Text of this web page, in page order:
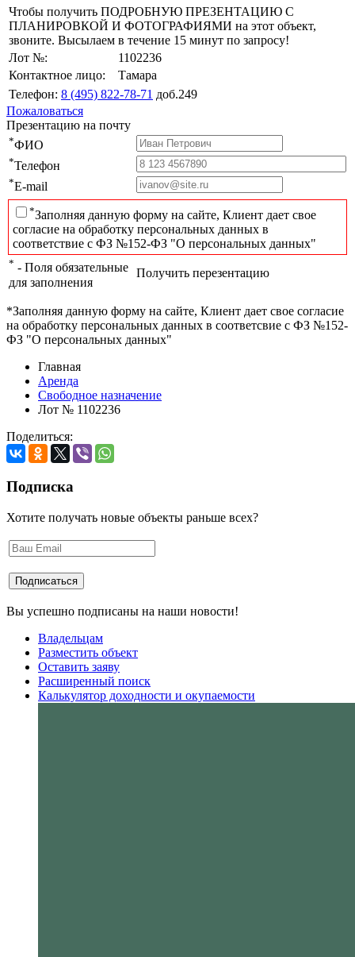
Чтобы получить ПОДРОБНУЮ ПРЕЗЕНТАЦИЮ С
ПЛАНИРОВКОЙ И ФОТОГРАФИЯМИ на этот объект,
звоните. Высылаем в течение 15 минут по запросу!
Лот №:
1102236
Контактное лицо:
Тамара
Телефон: 8 (495) 822-78-71 доб.249
Пожаловаться
Презентацию на почту
*ФИО
*Телефон
*E-mail
*Заполняя данную форму на сайте, Клиент дает свое
согласие на обработку персональных данных в
соответствие с ФЗ №152-ФЗ "О персональных данных"
* - Поля обязательные
для заполнения
Получить перезентацию
*Заполняя данную форму на сайте, Клиент дает свое согласие
на обработку персональных данных в соответсвие с ФЗ №152-
ФЗ "О персональных данных"
Главная
Аренда
Свободное назначение
Лот № 1102236
Поделиться:
Подписка
Хотите получать новые объекты раньше всех?
Вы успешно подписаны на наши новости!
Владельцам
Разместить объект
Оставить заяву
Расширенный поиск
Калькулятор доходности и окупаемости